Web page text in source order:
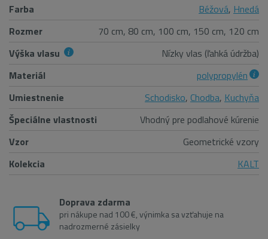
Farba Béžová, Hnedá
Rozmer
70 cm, 80 cm, 100 cm, 150 cm, 120 cm
Výška vlasu
Nízky vlas (ľahká údržba)
Materiál
polypropylén
Umiestnenie
Schodisko, Chodba, Kuchyňa
Špeciálne vlastnosti
Vhodný pre podlahové kúrenie
Vzor
Geometrické vzory
Kolekcia
KALT
Doprava zdarma
pri nákupe nad 100 €, výnimka sa vzťahuje na
nadrozmerné zásielky